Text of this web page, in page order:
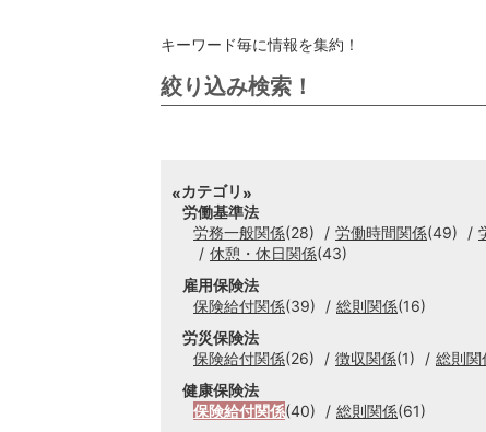
キーワード毎に情報を集約！
絞り込み検索！
カテゴリ
労働基準法
労務一般関係(28) 労働時間関係(49)
休憩・休日関係(43)
雇用保険法
保険給付関係(39) 総則関係(16)
労災保険法
保険給付関係(26) 徴収関係(1) 総則関
健康保険法
保険給付関係(40) 総則関係(61)